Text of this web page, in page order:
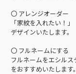
〇 アレンジオーダー
「家紋を入れたい！
デザインいたします。
〇 フルネームにする
フルネームをエシル
をおすすめいたします。